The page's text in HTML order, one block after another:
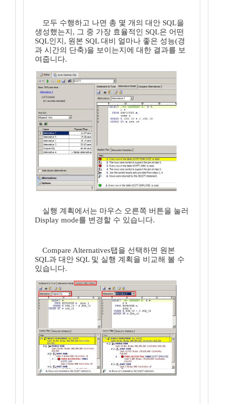
모두 수행하고 나면 총 몇 개의 대안 SQL을
생성했는지, 그 중 가장 효율적인 SQL은 어떤
SQL인지, 원본 SQL 대비 얼마나 좋은 성능(경
과 시간의 단축)을 보이는지에 대한 결과를 보
여줍니다.
실행 계획에서는 마우스 오른쪽 버튼을 눌러
Display mode를 변경할 수 있습니다.
Compare Alternatives탭을 선택하면 원본
SQL과 대안 SQL 및 실행 계획을 비교해 볼 수
있습니다.